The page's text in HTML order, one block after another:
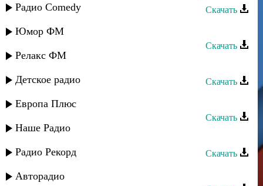
Радио Comedy
Юмор ФМ
Релакс ФМ
Детское радио
Европа Плюс
Наше Радио
Радио Рекорд
Авторадио
Скачать
Гапцах группа - Милана
Скачать
Скачать
Гапцах группа - Гьайиф хьана
Скачать
Гапцах группа - Марал
Скачать